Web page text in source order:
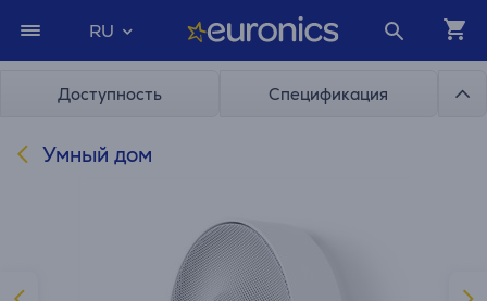
RU
Доступность Спецификация
Умный дом